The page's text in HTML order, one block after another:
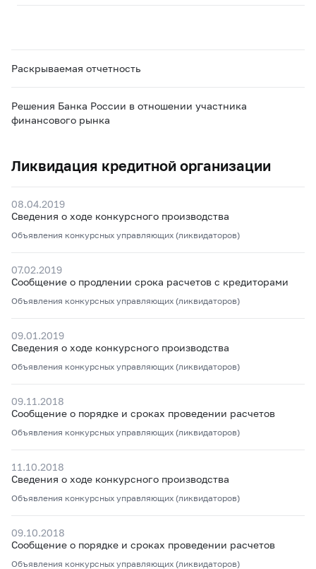
Раскрываемая отчетность
Решения Банка России в отношении участника
финансового рынка
Ликвидация кредитной организации
08.04.2019
Сведения о ходе конкурсного производства
Объявления конкурсных управляющих (ликвидаторов)
07.02.2019
Сообщение о продлении срока расчетов с кредиторами
Объявления конкурсных управляющих (ликвидаторов)
09.01.2019
Сведения о ходе конкурсного производства
Объявления конкурсных управляющих (ликвидаторов)
09.11.2018
Сообщение о порядке и сроках проведении расчетов
Объявления конкурсных управляющих (ликвидаторов)
11.10.2018
Сведения о ходе конкурсного производства
Объявления конкурсных управляющих (ликвидаторов)
09.10.2018
Сообщение о порядке и сроках проведении расчетов
Объявления конкурсных управляющих (ликвидаторов)